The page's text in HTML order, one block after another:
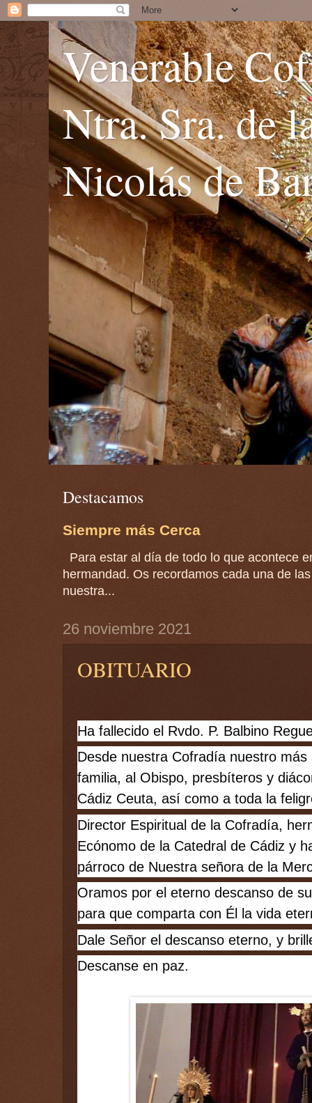
Venerable
Ntra. Sra. de
Nicolás de
Destacamos
Siempre más Cerca
Para estar al día de todo lo que acontece
hermandad. Os recordamos cada una de
nuestra...
26 noviembre 2021
OBITUARIO
Ha fallecido el Rvdo. P. Balbino
Desde nuestra Cofradía nuestro
familia, al Obispo, presbíteros y
Cádiz Ceuta, así como a toda la
Director Espiritual de la Cofradía,
Ecónomo de la Catedral de Cádiz y
párroco de Nuestra señora de la
Oramos por el eterno descanso de
para que comparta con Él la vida
Dale Señor el descanso eterno, y
Descanse en paz.